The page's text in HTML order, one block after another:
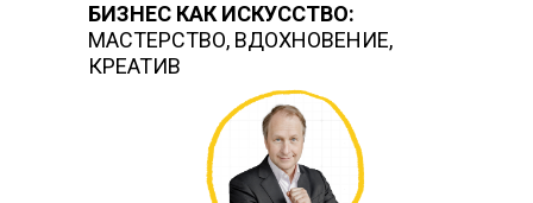
БИЗНЕС КАК ИСКУССТВО:
МАСТЕРСТВО, ВДОХНОВЕНИЕ,
КРЕАТИВ